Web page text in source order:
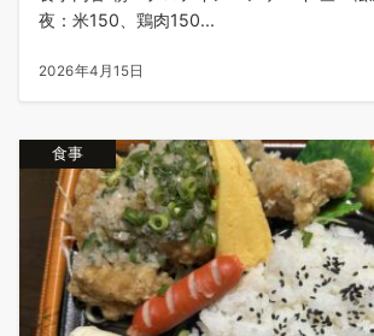
夜：米150、鶏肉150...
2026年4月15日
食事